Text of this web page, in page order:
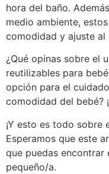
hora del baño.
medio ambiente,
comodidad y ajuste al
¿Qué opinas sobre el
reutilizables para
opción para el
comodidad del bebé?
¡Y esto es todo sobre
Esperamos que este
que puedas
pequeño/a.